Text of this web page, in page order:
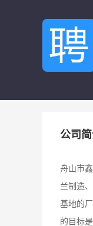
公司
舟山市
兰制造
基地的
的目标